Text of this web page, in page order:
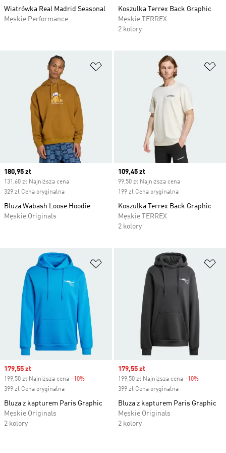
Wiatrówka Real Madrid Seasonal
Męskie Performance
Koszulka Terrex Back Graphic
Męskie TERREX
2 kolory
Dodaj do listy życzeń
Current price
180,95 zł
131,60 zł Najniższa cena
329 zł Cena oryginalna
Bluza Wabash Loose Hoodie
Męskie Originals
Current price
109,45 zł
99,50 zł Najniższa cena
199 zł Cena oryginalna
Koszulka Terrex Back Graphic
Męskie TERREX
2 kolory
Dodaj do listy życzeń
Sale price
179,55 zł
199,50 zł Najniższa cena -10%
399 zł Cena oryginalna
Bluza z kapturem Paris Graphic
Męskie Originals
2 kolory
Sale price
179,55 zł
199,50 zł Najniższa cena -10%
399 zł Cena oryginalna
Bluza z kapturem Paris Graphic
Męskie Originals
2 kolory